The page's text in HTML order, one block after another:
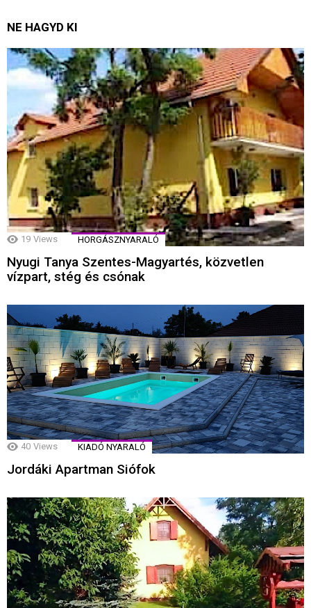
NE HAGYD KI
19 Views HORGÁSZNYARALÓ
Nyugi Tanya Szentes-Magyartés, közvetlen
vízpart, stég és csónak
40 Views KIADÓ NYARALÓ
Jordáki Apartman Siófok